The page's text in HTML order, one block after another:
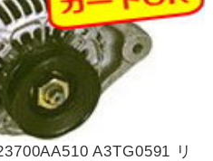
A3TG0591 リ